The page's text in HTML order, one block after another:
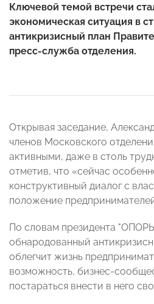
Ключевой темой встречи
экономическая ситуация в
антикризисный план
пресс-служба отделения.
Открывая заседание,
членов Московского
активными, даже в столь
отметив, что «сейчас
конструктивный диалог с
положение
По словам президента
обнародованный
облегчит жизнь
возможность, бизнес-
постараться внести в него